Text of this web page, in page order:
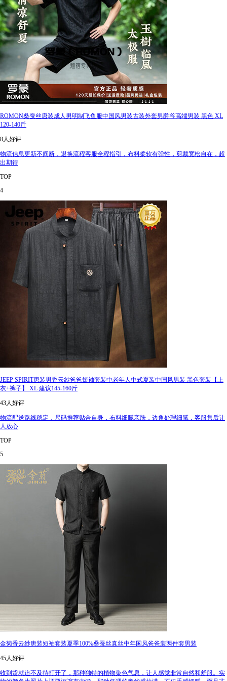
ROMON桑蚕丝唐装成人男明制飞鱼服中国风男装古装外套男爵爷高端男装 黑色 XL
120-140斤
8人好评
物流信息更新不间断，退换流程客服全程指引，布料柔软有弹性，剪裁宽松自在，超
出期待
TOP
4
JEEP SPIRIT唐装男香云纱爸爸短袖套装中老年人中式夏装中国风男装 黑色套装【上
衣+裤子】 XL 建议145-160斤
43人好评
物流配送路线稳定，尺码推荐贴合自身，布料细腻亲肤，边角处理细腻，客服售后让
人放心
TOP
5
金菊香云纱唐装短袖套装夏季100%桑蚕丝真丝中年国风爸爸装两件套男装
45人好评
收到货就迫不及待打开了，那种独特的植物染色气息，让人感觉非常自然和舒服。实